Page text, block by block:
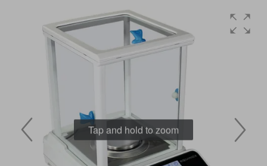
Tap and hold to zoom